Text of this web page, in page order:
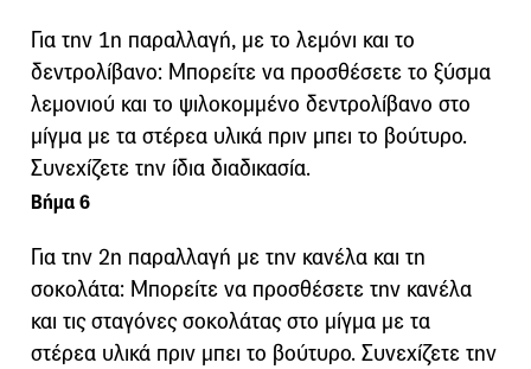
Για την 1η παραλλαγή, με το λεμόνι και το
δεντρολίβανο: Μπορείτε να προσθέσετε το ξύσμα
λεμονιού και το ψιλοκομμένο δεντρολίβανο στο
μίγμα με τα στέρεα υλικά πριν μπει το βούτυρο.
Συνεχίζετε την ίδια διαδικασία.
Βήμα 6
Για την 2η παραλλαγή με την κανέλα και τη
σοκολάτα: Μπορείτε να προσθέσετε την κανέλα
και τις σταγόνες σοκολάτας στο μίγμα με τα
στέρεα υλικά πριν μπει το βούτυρο. Συνεχίζετε την